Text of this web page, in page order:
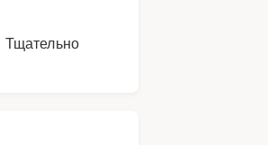
Тщательно